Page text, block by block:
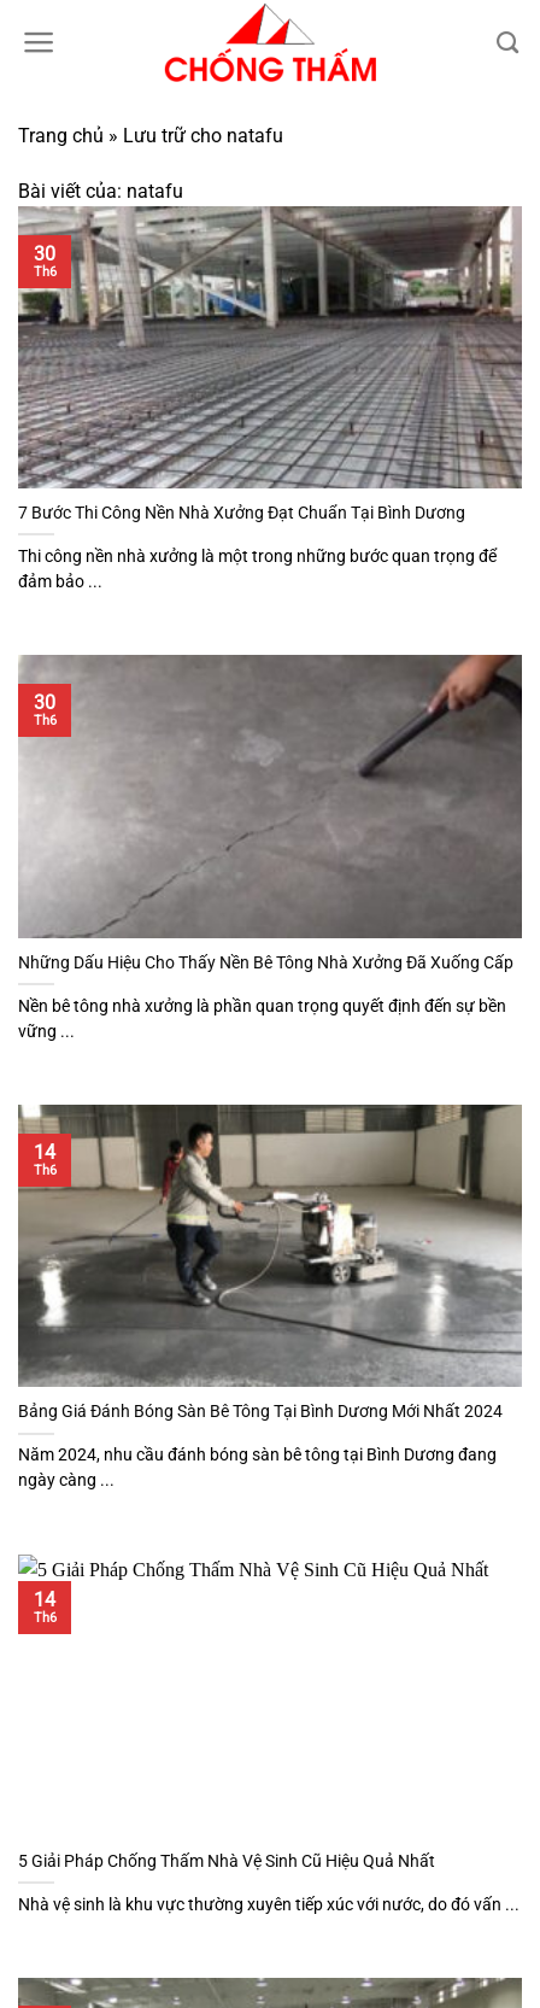
qua
Trang chủ » Lưu trữ cho natafu
Bài viết của: natafu
7 Bước Thi Công Nền Nhà Xưởng Đạt Chuẩn Tại Bình Dương
Thi công nền nhà xưởng là một trong những bước quan trọng để
đảm bảo ...
30
Th6
Những Dấu Hiệu Cho Thấy Nền Bê Tông Nhà Xưởng Đã Xuống Cấp
Nền bê tông nhà xưởng là phần quan trọng quyết định đến sự bền
vững ...
30
Th6
Bảng Giá Đánh Bóng Sàn Bê Tông Tại Bình Dương Mới Nhất 2024
Năm 2024, nhu cầu đánh bóng sàn bê tông tại Bình Dương đang
ngày càng ...
14
Th6
5 Giải Pháp Chống Thấm Nhà Vệ Sinh Cũ Hiệu Quả Nhất
Nhà vệ sinh là khu vực thường xuyên tiếp xúc với nước, do đó vấn ...
14
Th6